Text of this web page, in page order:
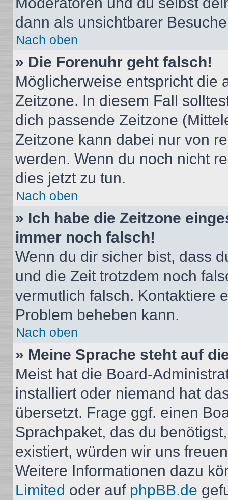
dann als unsichtbarer
Nach oben
» Die Forenuhr geht falsch!
Möglicherweise entspricht die
Zeitzone. In diesem Fall
dich passende Zeitzone
Zeitzone kann dabei nur von
werden. Wenn du noch nicht
dies jetzt zu tun.
Nach oben
» Ich habe die Zeitzone
immer noch falsch!
Wenn du dir sicher bist, dass
und die Zeit trotzdem noch
vermutlich falsch. Kontaktiere
Problem beheben kann.
Nach oben
» Meine Sprache steht auf
Meist hat die Board-
installiert oder niemand hat
übersetzt. Frage ggf. einen
Sprachpaket, das du
existiert, würden wir uns
Weitere Informationen dazu
Limited oder auf phpBB.de